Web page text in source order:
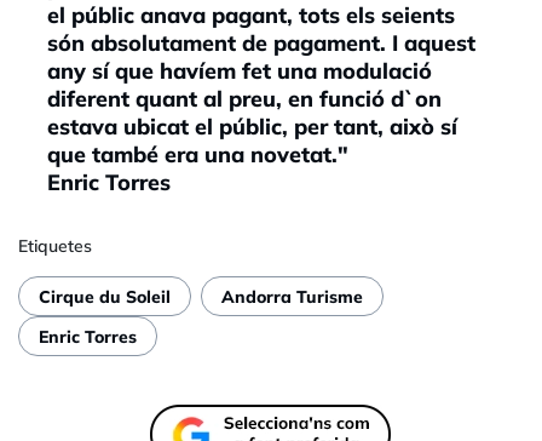
el públic anava pagant, tots els seients
són absolutament de pagament. I aquest
any sí que havíem fet una modulació
diferent quant al preu, en funció d`on
estava ubicat el públic, per tant, això sí
que també era una novetat."
Enric Torres
Etiquetes
Cirque du Soleil
Andorra Turisme
Enric Torres